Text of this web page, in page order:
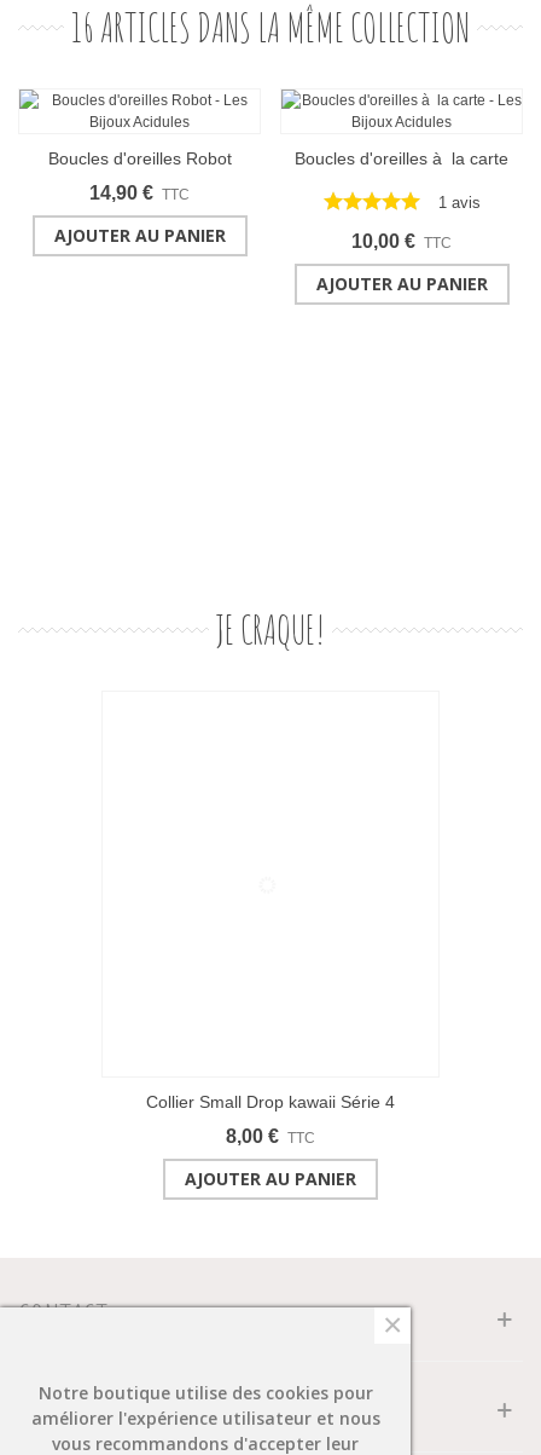
16 ARTICLES DANS LA MÊME COLLECTION
Boucles d'oreilles Robot
14,90 € TTC
AJOUTER AU PANIER
Boucles d'oreilles à la carte
1 avis
10,00 € TTC
AJOUTER AU PANIER
JE CRAQUE!
Collier Small Drop kawaii Série 4
8,00 € TTC
AJOUTER AU PANIER
CONTACT
INFORMATION
Notre boutique utilise des cookies pour
améliorer l'expérience utilisateur et nous
vous recommandons d'accepter leur
×